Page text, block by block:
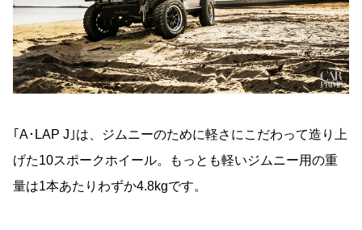
｢A･LAP J｣は、ジムニーのために軽さにこだわって造り上
げた10スポークホイール。もっとも軽いジムニー用の重
量は1本あたりわずか4.8kgです。